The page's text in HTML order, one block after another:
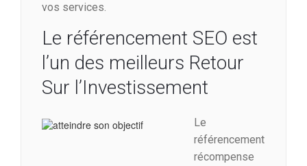
vos services.
Le référencement SEO est
l’un des meilleurs Retour
Sur l’Investissement
Le
référencement
récompense